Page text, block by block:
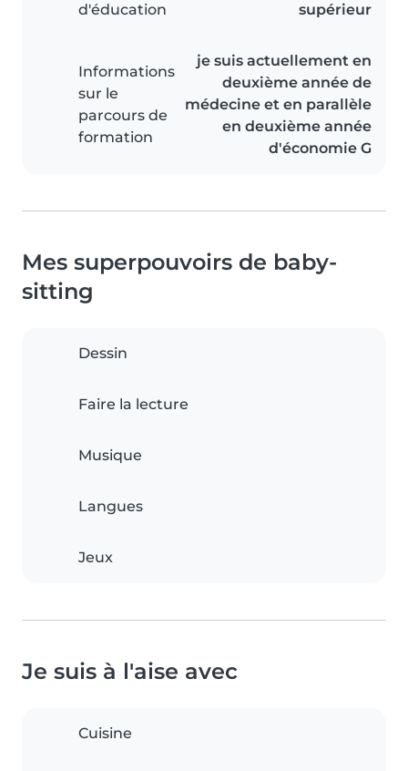
d'éducation
supérieur
Informations
sur le
parcours de
formation
je suis actuellement en
deuxième année de
médecine et en parallèle
en deuxième année
d'économie G
Mes superpouvoirs de baby-
sitting
Dessin
Faire la lecture
Musique
Langues
Jeux
Je suis à l'aise avec
Cuisine